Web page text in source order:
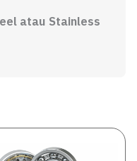
atau Stainless